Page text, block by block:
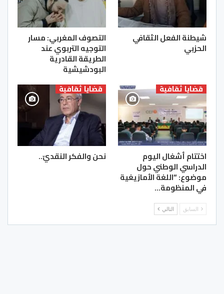
شيطنة الفعل الثقافي
الحزبي
التصوف المغربي‎: مسار
التوجيه التربوي عند
الطريقة القادرية
البودشيشية
قضايا ثقافية
اختتام أشغال اليوم
الدراسي الوطني حول
موضوع: “اللغة الأمازيغية
في المنظومة…
قضايا ثقافية
نحن والفكر النقديّ..
السابق التالي